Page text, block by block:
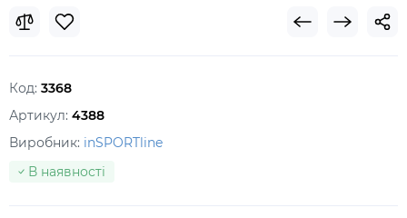
Код: 3368
Артикул: 4388
Виробник: inSPORTline
В наявності